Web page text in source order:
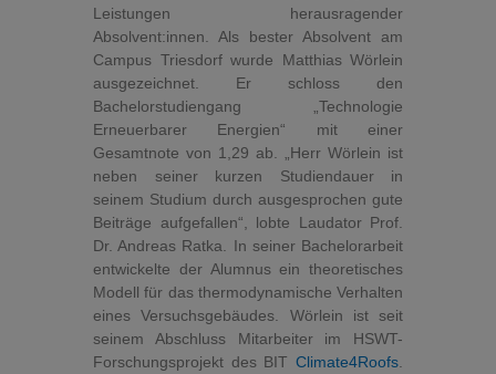
Leistungen herausragender
Absolvent:innen. Als bester Absolvent am
Campus Triesdorf wurde Matthias Wörlein
ausgezeichnet. Er schloss den
Bachelorstudiengang „Technologie
Erneuerbarer Energien“ mit einer
Gesamtnote von 1,29 ab. „Herr Wörlein ist
neben seiner kurzen Studiendauer in
seinem Studium durch ausgesprochen gute
Beiträge aufgefallen“, lobte Laudator Prof.
Dr. Andreas Ratka. In seiner Bachelorarbeit
entwickelte der Alumnus ein theoretisches
Modell für das thermodynamische Verhalten
eines Versuchsgebäudes. Wörlein ist seit
seinem Abschluss Mitarbeiter im HSWT-
Forschungsprojekt des BIT Climate4Roofs